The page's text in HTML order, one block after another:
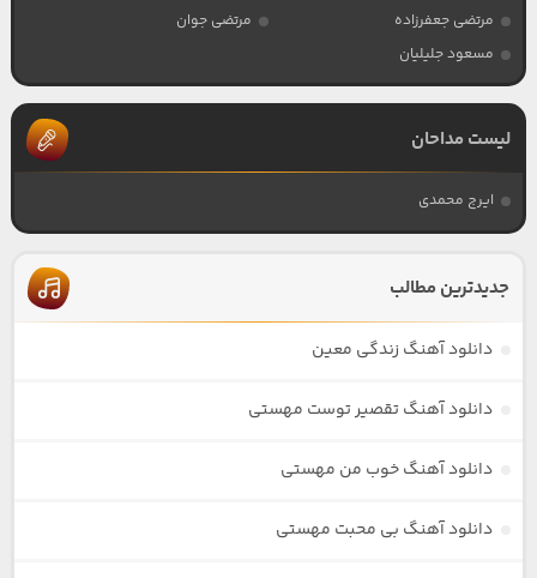
مرتضی جعفرزاده
مرتضی جوان
مسعود جلیلیان
لیست مداحان
ایرج محمدی
جدیدترین مطالب
دانلود آهنگ زندگی معین
دانلود آهنگ تقصیر توست مهستی
دانلود آهنگ خوب من مهستی
دانلود آهنگ بی محبت مهستی